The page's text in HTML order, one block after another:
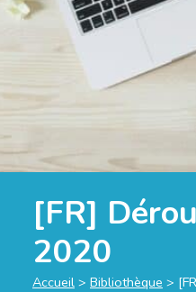
[FR]
2020
Accueil > Bibliothèque >